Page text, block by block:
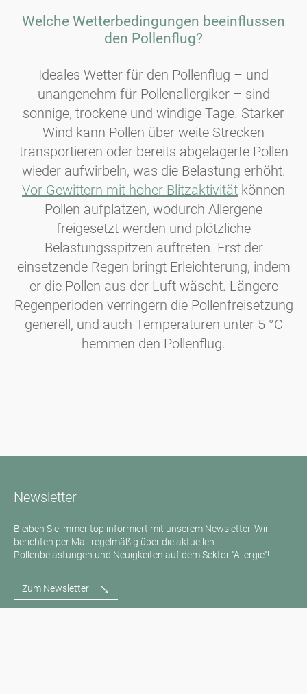
Welche Wetterbedingungen beeinflussen
den Pollenflug?
Ideales Wetter für den Pollenflug – und
unangenehm für Pollenallergiker – sind
sonnige, trockene und windige Tage. Starker
Wind kann Pollen über weite Strecken
transportieren oder bereits abgelagerte Pollen
wieder aufwirbeln, was die Belastung erhöht.
Vor Gewittern mit hoher Blitzaktivität können
Pollen aufplatzen, wodurch Allergene
freigesetzt werden und plötzliche
Belastungsspitzen auftreten. Erst der
einsetzende Regen bringt Erleichterung, indem
er die Pollen aus der Luft wäscht. Längere
Regenperioden verringern die Pollenfreisetzung
generell, und auch Temperaturen unter 5 °C
hemmen den Pollenflug.
Newsletter
Bleiben Sie immer top informiert mit unserem Newsletter. Wir
berichten per Mail regelmäßig über die aktuellen
Pollenbelastungen und Neuigkeiten auf dem Sektor "Allergie"!
Zum Newsletter